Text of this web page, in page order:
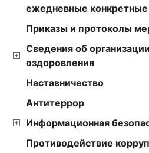
ежедневные
Приказы и протоколы
Сведения об
оздоровления
Наставничество
Антитеррор
Информационная
Противодействие